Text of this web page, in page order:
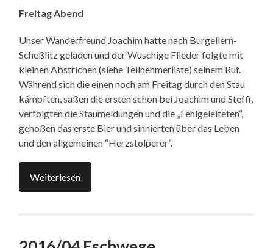
Freitag Abend
Unser Wanderfreund Joachim hatte nach Burgellern-
Scheßlitz geladen und der Wuschige Flieder folgte mit
kleinen Abstrichen (siehe Teilnehmerliste) seinem Ruf.
Während sich die einen noch am Freitag durch den Stau
kämpften, saßen die ersten schon bei Joachim und Steffi,
verfolgten die Staumeldungen und die „Fehlgeleiteten“,
genoßen das erste Bier und sinnierten über das Leben
und den allgemeinen “Herzstolperer“.
Weiterlesen